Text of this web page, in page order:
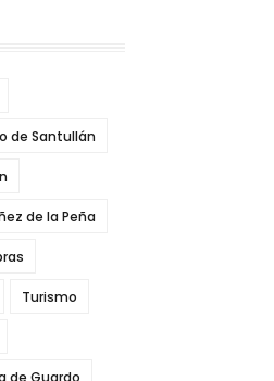
de Santullán
de la Peña
Turismo
de Guardo